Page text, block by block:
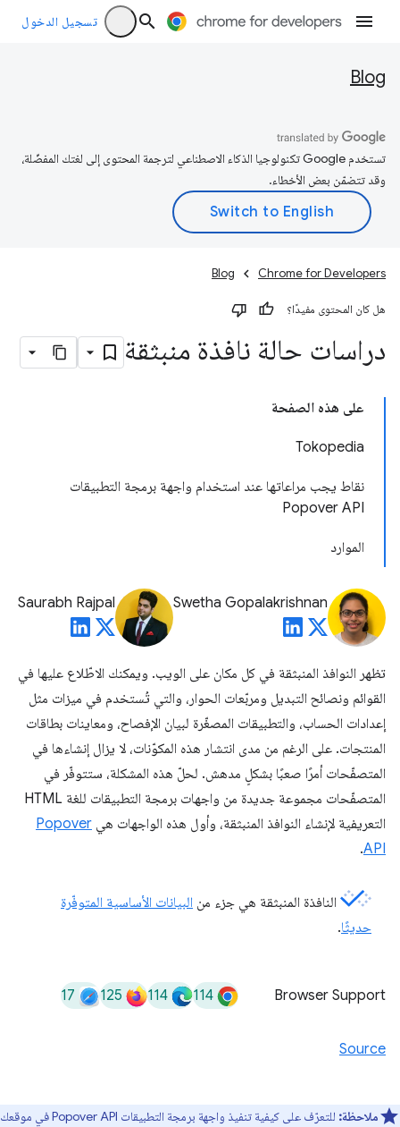
تسجيل الدخول
Blog
تستخدم Google تكنولوجيا الذكاء الاصطناعي لترجمة المحتوى إلى لغتك المفضّلة،
وقد تتضمّن بعض الأخطاء.
Chrome for Developers
Blog
هل كان المحتوى مفيدًا؟
دراسات حالة نافذة منبثقة
على هذه الصفحة
Tokopedia
نقاط يجب مراعاتها عند استخدام واجهة برمجة التطبيقات
Popover API
الموارد
Swetha Gopalakrishnan
Saurabh Rajpal
تظهر النوافذ المنبثقة في كل مكان على الويب. ويمكنك الاطّلاع عليها في
القوائم ونصائح التبديل ومربّعات الحوار، والتي تُستخدم في ميزات مثل
إعدادات الحساب، والتطبيقات المصغّرة لبيان الإفصاح، ومعاينات بطاقات
المنتجات. على الرغم من مدى انتشار هذه المكوّنات، لا يزال إنشاءها في
المتصفّحات أمرًا صعبًا بشكلٍ مدهش. لحلّ هذه المشكلة، ستتوفّر في
المتصفّحات مجموعة جديدة من واجهات برمجة التطبيقات للغة HTML
التعريفية لإنشاء النوافذ المنبثقة، وأول هذه الواجهات هي Popover
API
.
النافذة المنبثقة هي جزء من البيانات الأساسية المتوفّرة
حديثًا.
Browser Support
114
114
125
17
Source
ملاحظة:
للتعرّف على كيفية تنفيذ واجهة برمجة التطبيقات Popover API في موقعك